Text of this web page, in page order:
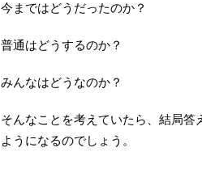
今まではどうだったのか？
普通はどうするのか？
みんなはどうなのか？
そんなことを考えていたら、結局答
ようになるのでしょう。